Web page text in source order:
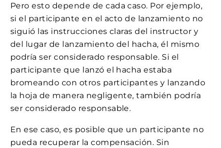
Pero esto depende de cada caso. Por ejemplo,
si el participante en el acto de lanzamiento no
siguió las instrucciones claras del instructor y
del lugar de lanzamiento del hacha, él mismo
podría ser considerado responsable. Si el
participante que lanzó el hacha estaba
bromeando con otros participantes y lanzando
la hoja de manera negligente, también podría
ser considerado responsable.
En ese caso, es posible que un participante no
pueda recuperar la compensación. Sin